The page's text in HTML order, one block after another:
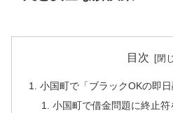
目次
小国町で「ブラックOKの即
小国町で借金問題に終止符